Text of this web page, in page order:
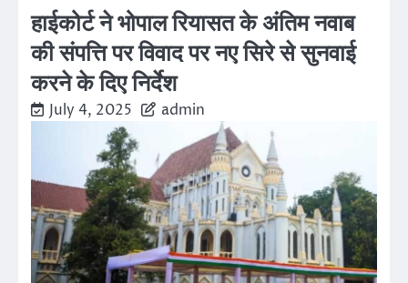
हाईकोर्ट ने भोपाल रियासत के अंतिम नवाब
की संपत्ति पर विवाद पर नए सिरे से सुनवाई
करने के दिए निर्देश
July 4, 2025 admin